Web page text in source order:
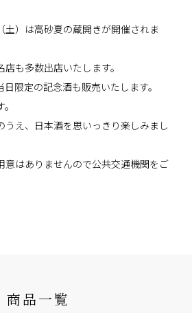
土）は高砂夏の蔵開きが開催されま
も多数出店いたします。
限定の記念酒も販売いたします。
うえ、日本酒を思いっきり楽しみまし
意はありませんので公共交通機関をご
商品一覧